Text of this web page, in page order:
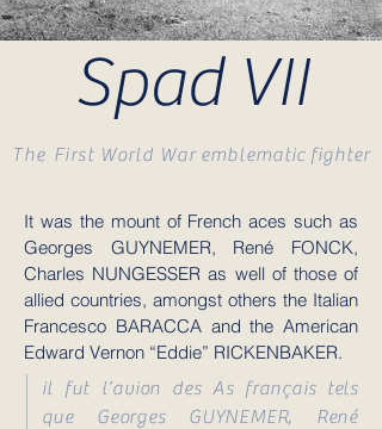
Spad VII
The First World War emblematic fighter
It was the mount of French aces such as
Georges GUYNEMER, René FONCK,
Charles NUNGESSER as well of those of
allied countries, amongst others the Italian
Francesco BARACCA and the American
Edward Vernon “Eddie” RICKENBAKER.
il fut l’avion des As français tels
que Georges GUYNEMER, René